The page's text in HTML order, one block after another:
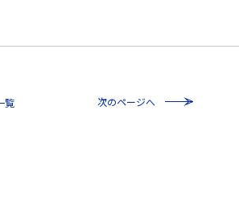
覧 次のページへ